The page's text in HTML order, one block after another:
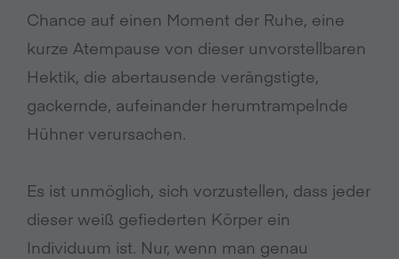
Chance auf einen Moment der Ruhe, eine
kurze Atempause von dieser unvorstellbaren
Hektik, die abertausende verängstigte,
gackernde, aufeinander herumtrampelnde
Hühner verursachen.
Es ist unmöglich, sich vorzustellen, dass jeder
dieser weiß gefiederten Körper ein
Individuum ist. Nur, wenn man genau